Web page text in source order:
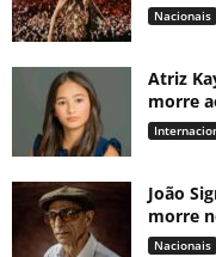
Nacionais
Atriz
morre
João
morre
Nacionais